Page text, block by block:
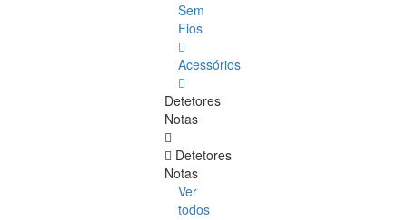
Sem
Fios
Acessórios
Detetores
Notas
Detetores
Notas
Ver
todos